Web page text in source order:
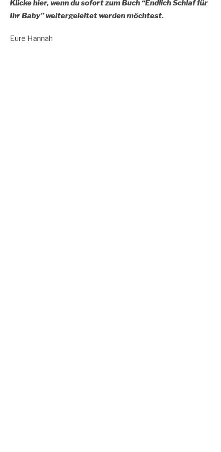
Klicke hier, wenn du sofort zum Buch “Endlich Schlaf für
Ihr Baby” weitergeleitet werden möchtest.
Eure Hannah